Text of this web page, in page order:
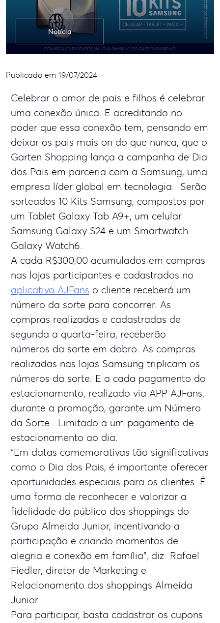
Notícia
Publicado em 19/07/2024
Celebrar o amor de pais e filhos é celebrar
uma conexão única. E acreditando no
poder que essa conexão tem, pensando em
deixar os pais mais on do que nunca, que o
Garten Shopping lança a campanha de Dia
dos Pais em parceria com a Samsung, uma
empresa líder global em tecnologia. Serão
sorteados 10 Kits Samsung, compostos por
um Tablet Galaxy Tab A9+, um celular
Samsung Galaxy S24 e um Smartwatch
Galaxy Watch6.
A cada R$300,00 acumulados em compras
nas lojas participantes e cadastrados no
aplicativo AJFans o cliente receberá um
número da sorte para concorrer. As
compras realizadas e cadastradas de
segunda a quarta-feira, receberão
números da sorte em dobro. As compras
realizadas nas lojas Samsung triplicam os
números da sorte. E a cada pagamento do
estacionamento, realizado via APP AJFans,
durante a promoção, garante um Número
da Sorte . Limitado a um pagamento de
estacionamento ao dia.
“Em datas comemorativas tão significativas
como o Dia dos Pais, é importante oferecer
oportunidades especiais para os clientes. É
uma forma de reconhecer e valorizar a
fidelidade do público dos shoppings do
Grupo Almeida Junior, incentivando a
participação e criando momentos de
alegria e conexão em família”, diz Rafael
Fiedler, diretor de Marketing e
Relacionamento dos shoppings Almeida
Junior.
Para participar, basta cadastrar os cupons